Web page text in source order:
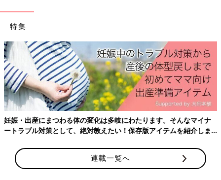
帰宅してからも、医師に「最初の1週間が山場」と言われた言葉
帯がちょっと震えるたびに、病院からの悪い連絡なんじゃないか
と過敏になって、夜もあまり眠れず落ち着かない日々でした。
――謙太さんの仕事はどうしていましたか？
謙太 会社からは休んでいいと言われたんですが･･･、結局コロ
ナ禍で面会ができないから、家で何もしないでじっとしているの
も落ち着かないので、外に出たほうが気が紛れるだろうと。生ま
れた翌日だけ休みをもらって、そのあとは職場に行っていまし
――葉琥くんの名前にはどんな意味を込めたのでしょうか。
特集
妊娠・出産にまつわる体の変化は多岐にわたります。そんなマイナ
ートラブル対策として、絶対教えたい！保存版アイテムを紹介しま
連載一覧へ